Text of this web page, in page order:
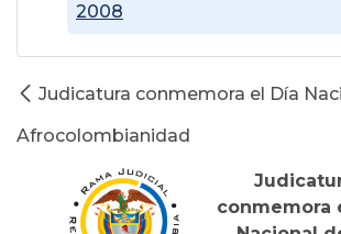
2008
Judicatura conmemora el Día
Afrocolombianidad
conmemora